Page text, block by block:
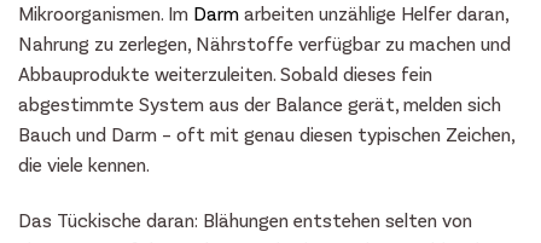
Mikroorganismen. Im Darm arbeiten unzählige Helfer daran,
Nahrung zu zerlegen, Nährstoffe verfügbar zu machen und
Abbauprodukte weiterzuleiten. Sobald dieses fein
abgestimmte System aus der Balance gerät, melden sich
Bauch und Darm – oft mit genau diesen typischen Zeichen,
die viele kennen.
Das Tückische daran: Blähungen entstehen selten von